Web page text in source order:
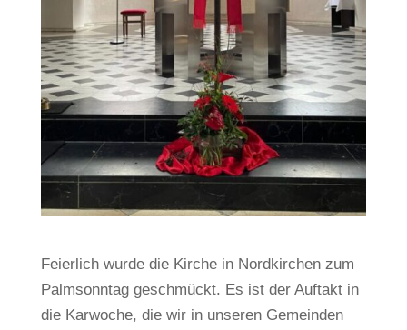
Feierlich wurde die Kirche in Nordkirchen zum
Palmsonntag geschmückt. Es ist der Auftakt in
die Karwoche, die wir in unseren Gemeinden